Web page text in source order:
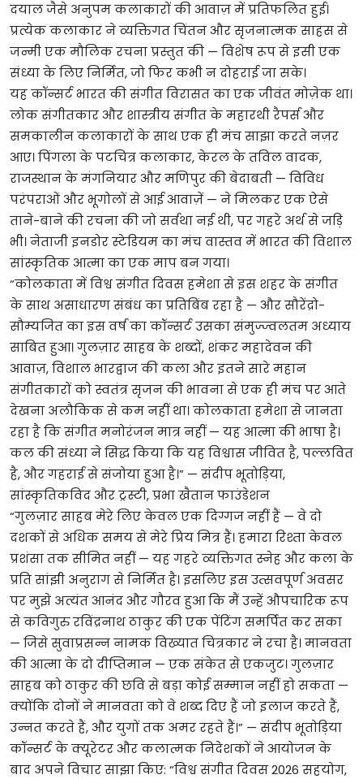
दयाल जैसे अनुपम कलाकारों की आवाज़ में प्रतिफलित हुई।
प्रत्येक कलाकार ने व्यक्तिगत चिंतन और सृजनात्मक साहस से
जन्मी एक मौलिक रचना प्रस्तुत की — विशेष रूप से इसी एक
संध्या के लिए निर्मित, जो फिर कभी न दोहराई जा सके।
यह कॉन्सर्ट भारत की संगीत विरासत का एक जीवंत मोज़ेक था।
लोक संगीतकार और शास्त्रीय संगीत के महारथी रैपर्स और
समकालीन कलाकारों के साथ एक ही मंच साझा करते नज़र
आए। पिंगला के पटचित्र कलाकार, केरल के तविल वादक,
राजस्थान के मंगनियार और मणिपुर की बेदाबती — विविध
परंपराओं और भूगोलों से आई आवाज़ें — ने मिलकर एक ऐसे
ताने-बाने की रचना की जो सर्वथा नई थी, पर गहरे अर्थ से जड़ि
भी। नेताजी इनडोर स्टेडियम का मंच वास्तव में भारत की विशाल
सांस्कृतिक आत्मा का एक माप बन गया।
“कोलकाता में विश्व संगीत दिवस हमेशा से इस शहर के संगीत
के साथ असाधारण संबंध का प्रतिबिंब रहा है — और सौरेंद्रो-
सौम्यजित का इस वर्ष का कॉन्सर्ट उसका संमुज्ज्वलतम अध्याय
साबित हुआ। गुलज़ार साहब के शब्दों, शंकर महादेवन की
आवाज़, विशाल भारद्वाज की कला और इतने सारे महान
संगीतकारों को स्वतंत्र सृजन की भावना से एक ही मंच पर आते
देखना अलौकिक से कम नहीं था। कोलकाता हमेशा से जानता
रहा है कि संगीत मनोरंजन मात्र नहीं — यह आत्मा की भाषा है।
कल की संध्या ने सिद्ध किया कि यह विश्वास जीवित है, पल्लवित
है, और गहराई से संजोया हुआ है।” — संदीप भूतोड़िया,
सांस्कृतिकविद और ट्रस्टी, प्रभा खैतान फाउंडेशन
“गुलज़ार साहब मेरे लिए केवल एक दिग्गज नहीं हैं — वे दो
दशकों से अधिक समय से मेरे प्रिय मित्र हैं। हमारा रिश्ता केवल
प्रशंसा तक सीमित नहीं — यह गहरे व्यक्तिगत स्नेह और कला के
प्रति सांझी अनुराग से निर्मित है। इसलिए इस उत्सवपूर्ण अवसर
पर मुझे अत्यंत आनंद और गौरव हुआ कि मैं उन्हें औपचारिक रूप
से कविगुरु रविंद्रनाथ ठाकुर की एक पेंटिंग समर्पित कर सका
— जिसे सुवाप्रसन्न नामक विख्यात चित्रकार ने रचा है। मानवता
की आत्मा के दो दीप्तिमान — एक संकेत से एकजुट। गुलज़ार
साहब को ठाकुर की छवि से बड़ा कोई सम्मान नहीं हो सकता —
क्योंकि दोनों ने मानवता को वे शब्द दिए हैं जो इलाज करते हैं,
उन्नत करते हैं, और युगों तक अमर रहते हैं।” — संदीप भूतोड़िया
कॉन्सर्ट के क्यूरेटर और कलात्मक निदेशकों ने आयोजन के
बाद अपने विचार साझा किए: “विश्व संगीत दिवस 2026 सहयोग,